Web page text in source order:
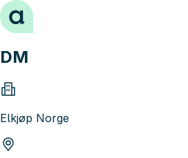
Hopp til innhold
DM
Elkjøp Norge